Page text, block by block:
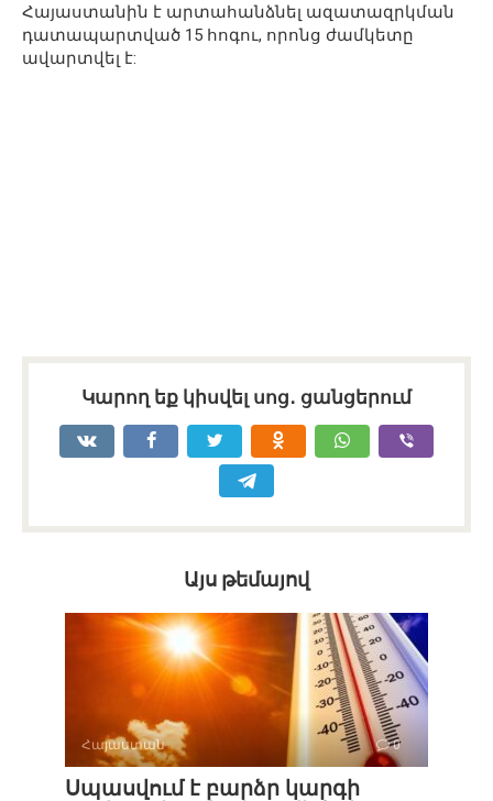
Հայաստանին է արտահանձնել ազատազրկման
դատապարտված 15 հոգու, որոնց ժամկետը
ավարտվել է:
Կարող եք կիսվել սոց․ ցանցերում
Այս թեմայով
Հայաստան 0
Սպասվում է բարձր կարգի